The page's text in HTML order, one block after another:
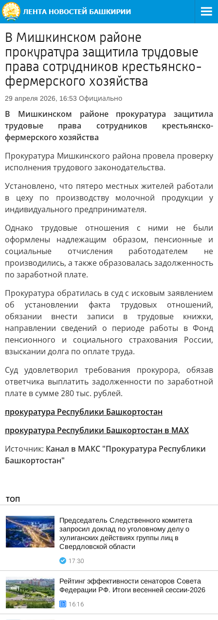
В Мишкинском районе
прокуратура защитила трудовые
права сотрудников крестьянско-
фермерского хозяйства
29 апреля 2026, 16:53 Официально
В Мишкинском районе прокуратура защитила
трудовые права сотрудников крестьянско-
фермерского хозяйства
Прокуратура Мишкинского района провела проверку
исполнения трудового законодательства.
Установлено, что пятеро местных жителей работали
в цеху по производству молочной продукции у
индивидуального предпринимателя.
Однако трудовые отношения с ними не были
оформлены надлежащим образом, пенсионные и
социальные отчисления работодателем не
производились, а также образовалась задолженность
по заработной плате.
Прокуратура обратилась в суд с исковым заявлением
об установлении факта трудовых отношений,
обязании внести записи в трудовые книжки,
направлении сведений о периоде работы в Фонд
пенсионного и социального страхования России,
взыскании долга по оплате труда.
Суд удовлетворил требования прокурора, обязав
ответчика выплатить задолженности по заработной
плате в сумме 280 тыс. рублей.
прокуратура Республики Башкортостан
прокуратура Республики Башкортостан в МАХ
Источник: Канал в МАКС "Прокуратура Республики
Башкортостан"
ТОП
Председатель Следственного комитета
запросил доклад по уголовному делу о
хулиганских действиях группы лиц в
Свердловской области
17:30
Рейтинг эффективности сенаторов Совета
Федерации РФ. Итоги весенней сессии-2026
16:16